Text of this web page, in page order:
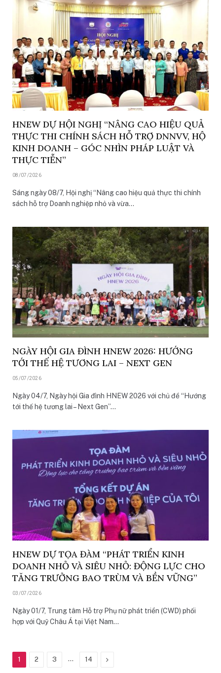
HNEW DỰ HỘI NGHỊ “NÂNG CAO HIỆU QUẢ
THỰC THI CHÍNH SÁCH HỖ TRỢ DNNVV, HỘ
KINH DOANH – GÓC NHÌN PHÁP LUẬT VÀ
THỰC TIỄN”
08/07/2026
Sáng ngày 08/7, Hội nghị “Nâng cao hiệu quả thực thi chính
sách hỗ trợ Doanh nghiệp nhỏ và vừa…
NGÀY HỘI GIA ĐÌNH HNEW 2026: HƯỚNG
TỚI THẾ HỆ TƯƠNG LAI – NEXT GEN
05/07/2026
Ngày 04/7, Ngày hội Gia đình HNEW 2026 với chủ đề “Hướng
tới thế hệ tương lai – Next Gen”…
HNEW DỰ TỌA ĐÀM “PHÁT TRIỂN KINH
DOANH NHỎ VÀ SIÊU NHỎ: ĐỘNG LỰC CHO
TĂNG TRƯỞNG BAO TRÙM VÀ BỀN VỮNG”
03/07/2026
Ngày 01/7, Trung tâm Hỗ trợ Phụ nữ phát triển (CWD) phối
hợp với Quỹ Châu Á tại Việt Nam…
1 2 3 … 14 Next